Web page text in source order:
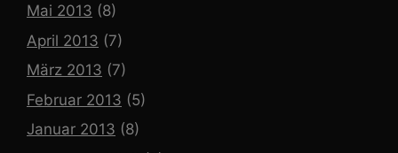
Mai 2013 (8)
April 2013 (7)
März 2013 (7)
Februar 2013 (5)
Januar 2013 (8)